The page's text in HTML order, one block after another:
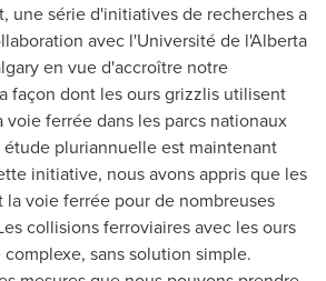
une série d'initiatives de recherches a
avec l'Université de l'Alberta
en vue d'accroître notre
façon dont les ours grizzlis utilisent
ferrée dans les parcs nationaux
pluriannuelle est maintenant
initiative, nous avons appris que les
voie ferrée pour de nombreuses
collisions ferroviaires avec les ours
sans solution simple.